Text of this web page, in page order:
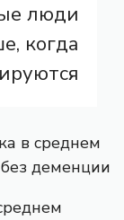
люди
когда